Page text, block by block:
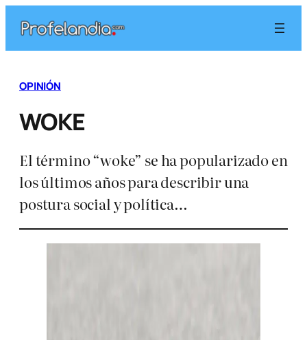
contenido
OPINIÓN
WOKE
El término “woke” se ha popularizado en
los últimos años para describir una
postura social y política…